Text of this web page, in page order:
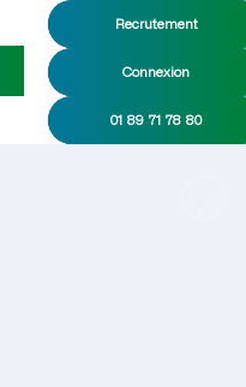
Recrutement
Connexion
01 89 71 78 80